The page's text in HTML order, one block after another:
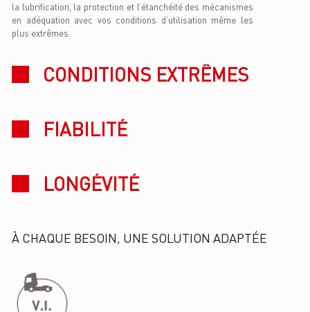
la lubrification, la protection et l’étanchéité des mécanismes
en adéquation avec vos conditions d’utilisation même les
plus extrêmes.
CONDITIONS EXTRÊMES
FIABILITÉ
LONGÉVITÉ
À CHAQUE BESOIN, UNE SOLUTION ADAPTÉE